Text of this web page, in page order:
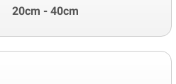
20cm - 40cm